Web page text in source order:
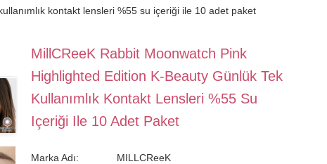
kontakt lensleri %55 su içeriği ile 10 adet paket
MillCReeK Rabbit Moonwatch Pink
Highlighted Edition K-Beauty Günlük Tek
Kullanımlık Kontakt Lensleri %55 Su
Içeriği Ile 10 Adet Paket
Marka Adı: MILLCReeK